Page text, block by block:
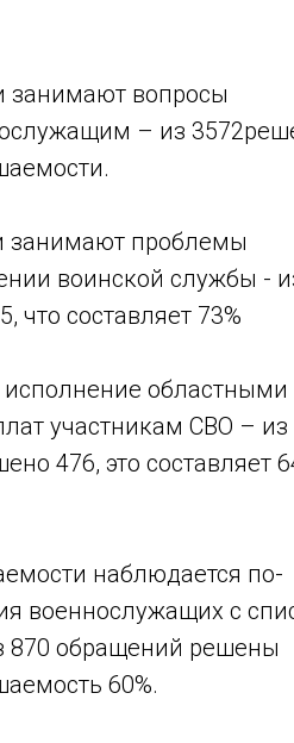
занимают вопросы
– из
занимают проблемы
воинской службы -
что составляет 73%
исполнение областными
участникам СВО – из
476, это составляет
наблюдается по-
военнослужащих с
870 обращений решены
60%.